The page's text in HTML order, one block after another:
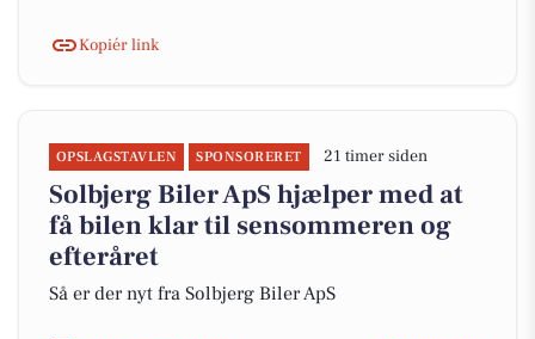
Kopiér link
OPSLAGSTAVLEN SPONSORERET 21 timer siden
Solbjerg Biler ApS hjælper med at
få bilen klar til sensommeren og
efteråret
Så er der nyt fra Solbjerg Biler ApS